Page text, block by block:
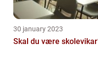
30 january 2023
Skal du være